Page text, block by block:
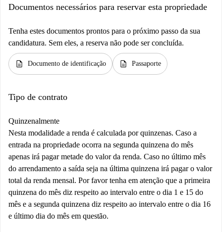
Documentos necessários para reservar esta propriedade
Tenha estes documentos prontos para o próximo passo da sua
candidatura. Sem eles, a reserva não pode ser concluída.
description Documento de identificação description Passaporte
Tipo de contrato
Quinzenalmente
Nesta modalidade a renda é calculada por quinzenas. Caso a
entrada na propriedade ocorra na segunda quinzena do mês
apenas irá pagar metade do valor da renda. Caso no último mês
do arrendamento a saída seja na última quinzena irá pagar o valor
total da renda mensal. Por favor tenha em atenção que a primeira
quinzena do mês diz respeito ao intervalo entre o dia 1 e 15 do
mês e a segunda quinzena diz respeito ao intervalo entre o dia 16
e último dia do mês em questão.